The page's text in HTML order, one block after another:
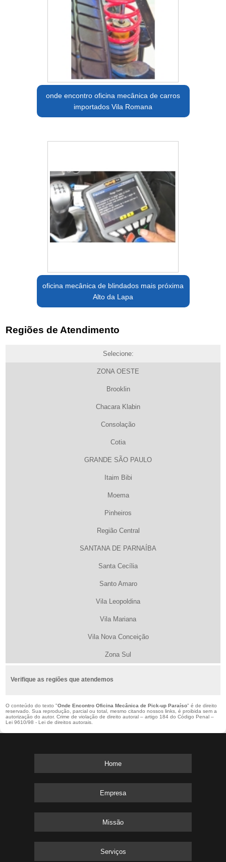
onde encontro oficina mecânica de carros
importados Vila Romana
oficina mecânica de blindados mais próxima
Alto da Lapa
Regiões de Atendimento
Selecione:
ZONA OESTE
Brooklin
Chacara Klabin
Consolação
Cotia
GRANDE SÃO PAULO
Itaim Bibi
Moema
Pinheiros
Região Central
SANTANA DE PARNAÍBA
Santa Cecília
Santo Amaro
Vila Leopoldina
Vila Mariana
Vila Nova Conceição
Zona Sul
Verifique as regiões que atendemos
O conteúdo do texto "Onde Encontro Oficina Mecânica de Pick-up Paraíso" é de direito
reservado. Sua reprodução, parcial ou total, mesmo citando nossos links, é proibida sem a
autorização do autor. Crime de violação de direito autoral – artigo 184 do Código Penal –
Lei 9610/98 - Lei de direitos autorais.
Home
Empresa
Missão
Serviços